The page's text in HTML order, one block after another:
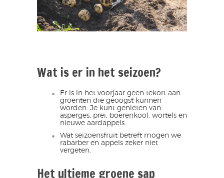
Wat is er in het seizoen?
Er is in het voorjaar geen tekort aan
groenten die geoogst kunnen
worden. Je kunt genieten van
asperges, prei, boerenkool, wortels en
nieuwe aardappels.
Wat seizoensfruit betreft mogen we
rabarber en appels zeker niet
vergeten.
Het ultieme groene sap